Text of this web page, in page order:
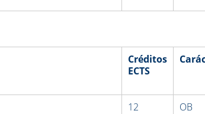
Créditos
ECTS
12 OB